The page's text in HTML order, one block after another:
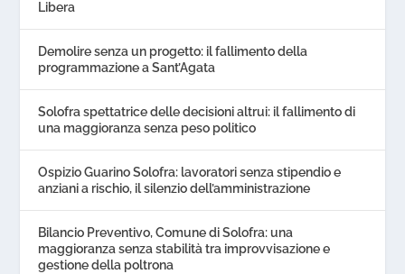
Libera
Demolire senza un progetto: il fallimento della
programmazione a Sant’Agata
Solofra spettatrice delle decisioni altrui: il fallimento di
una maggioranza senza peso politico
Ospizio Guarino Solofra: lavoratori senza stipendio e
anziani a rischio, il silenzio dell’amministrazione
Bilancio Preventivo, Comune di Solofra: una
maggioranza senza stabilità tra improvvisazione e
gestione della poltrona